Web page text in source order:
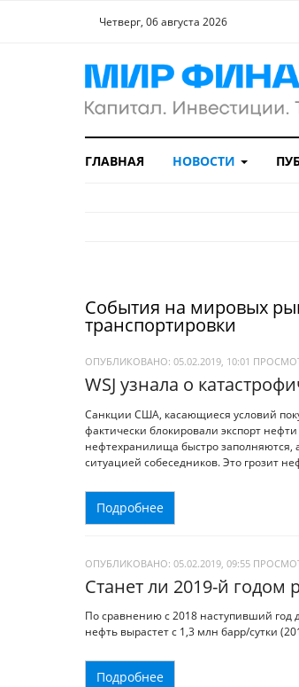
Четверг, 06 августа 2026
ГЛАВНАЯ НОВОСТИ
События на мировых
транспортировки
ОПУБЛИКОВАНО: 05.02.2019, 10:01
WSJ узнала о
Санкции США, касающиеся условий
фактически блокировали экспорт
нефтехранилища быстро заполняются,
ситуацией собеседников. Это грозит
Подробнее
ОПУБЛИКОВАНО: 05.02.2019, 09:55
Станет ли 2019-й годом
По сравнению с 2018 наступивший год
нефть вырастет с 1,3 млн барр/сутки
Подробнее